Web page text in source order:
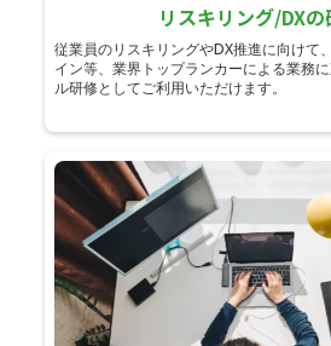
リスキリング/DX
従業員のリスキリングやDX推進に向けて
イン等、業界トップランカーによる業務
ル研修としてご利用いただけます。